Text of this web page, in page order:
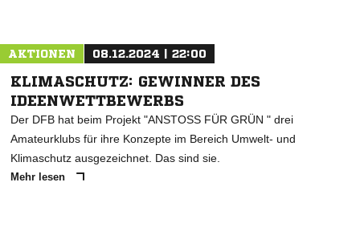
AKTIONEN 08.12.2024 | 22:00
KLIMASCHUTZ: GEWINNER DES
IDEENWETTBEWERBS
Der DFB hat beim Projekt "ANSTOSS FÜR GRÜN " drei
Amateurklubs für ihre Konzepte im Bereich Umwelt- und
Klimaschutz ausgezeichnet. Das sind sie.
Mehr lesen